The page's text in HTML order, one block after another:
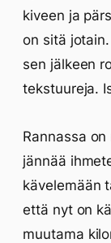
kiveen ja
on sitä
sen jälkeen
tekstuureja.
Rannassa
jännää
kävelemään
että nyt on
muutama